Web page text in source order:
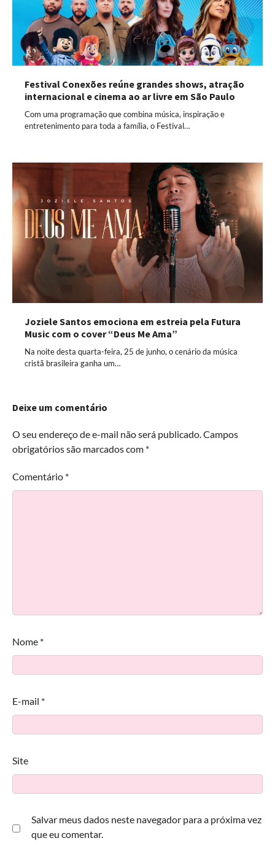
Festival Conexões reúne grandes shows, atração
internacional e cinema ao ar livre em São Paulo
Com uma programação que combina música, inspiração e
entretenimento para toda a família, o Festival…
Joziele Santos emociona em estreia pela Futura
Music com o cover “Deus Me Ama”
Na noite desta quarta-feira, 25 de junho, o cenário da música
cristã brasileira ganha um…
Deixe um comentário
O seu endereço de e-mail não será publicado.Campos
obrigatórios são marcados com *
Comentário *
Nome *
E-mail *
Site
Salvar meus dados neste navegador para a próxima vez
que eu comentar.